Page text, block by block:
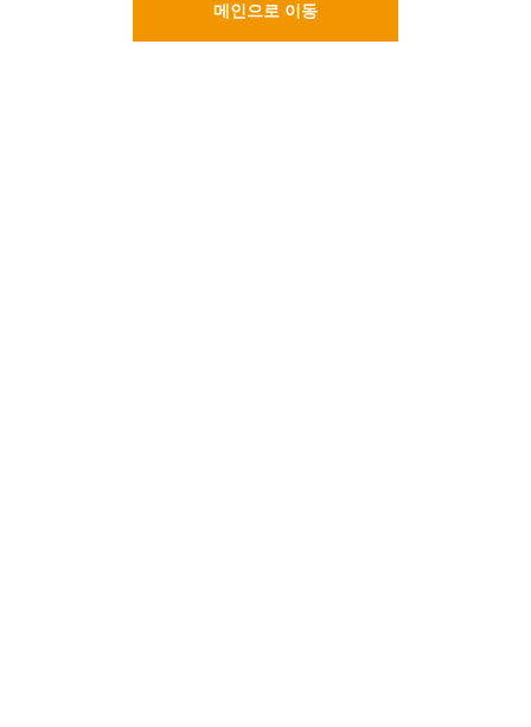
메인으로 이동